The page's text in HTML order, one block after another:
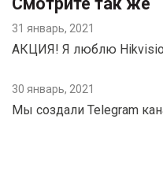
31 январь, 2021
АКЦИЯ! Я люблю
30 январь, 2021
Мы создали Telegram